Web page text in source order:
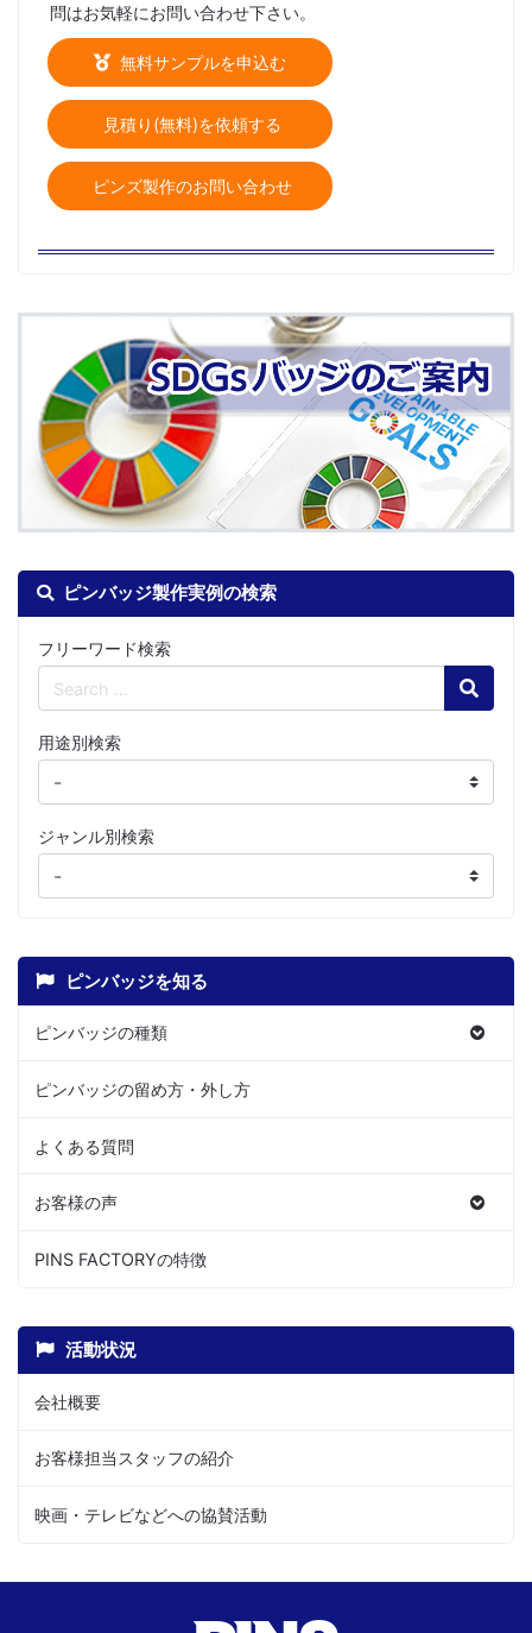
ピンバッジ製作実例の検索
フリーワード検索
Search
用途別検索
ジャンル別検索
ピンバッジを知る
ピンバッジの種類
ピンバッジの留め方・外し方
よくある質問
お客様の声
PINS FACTORYの特徴
活動状況
会社概要
お客様担当スタッフの紹介
映画・テレビなどへの協賛活動
問はお気軽にお問い合わせ下さい。
無料サンプルを申込む
見積り(無料)を依頼する
ピンズ製作のお問い合わせ